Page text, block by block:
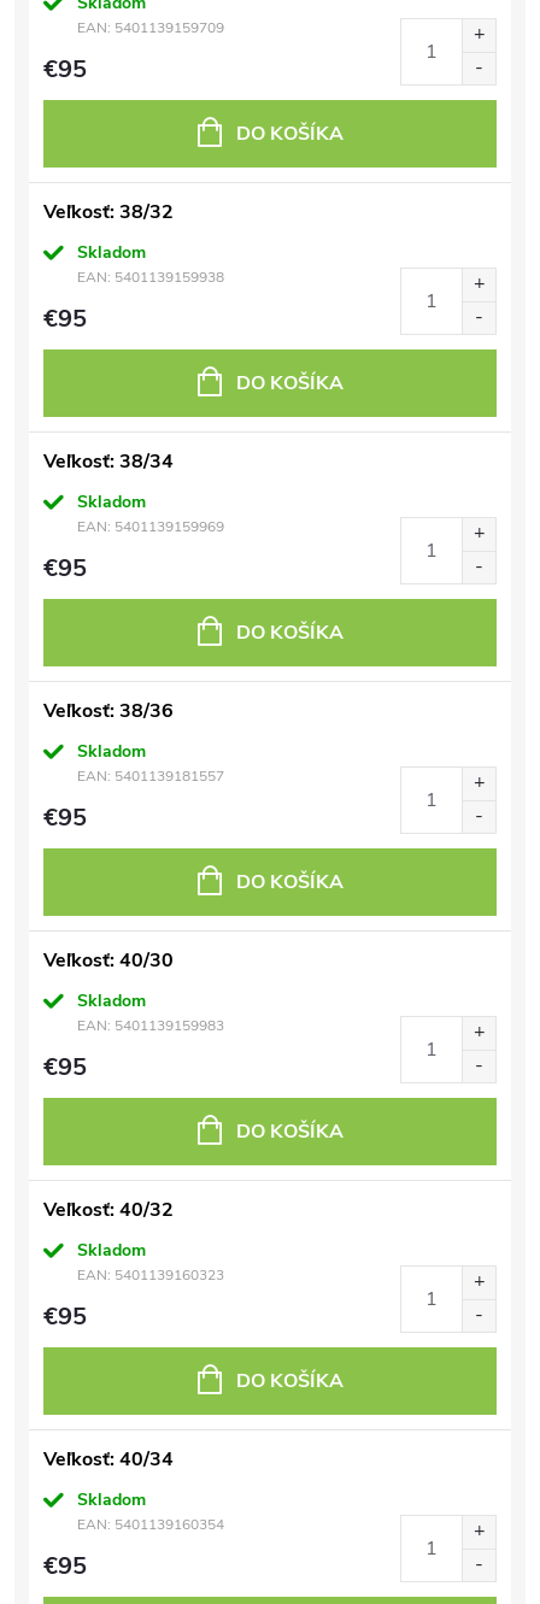
EAN: 5401139159709
€95
DO KOŠÍKA
Veľkosť: 38/32
Skladom
EAN: 5401139159938
€95
DO KOŠÍKA
Veľkosť: 38/34
Skladom
EAN: 5401139159969
€95
DO KOŠÍKA
Veľkosť: 38/36
Skladom
EAN: 5401139181557
€95
DO KOŠÍKA
Veľkosť: 40/30
Skladom
EAN: 5401139159983
€95
DO KOŠÍKA
Veľkosť: 40/32
Skladom
EAN: 5401139160323
€95
DO KOŠÍKA
Veľkosť: 40/34
Skladom
EAN: 5401139160354
€95